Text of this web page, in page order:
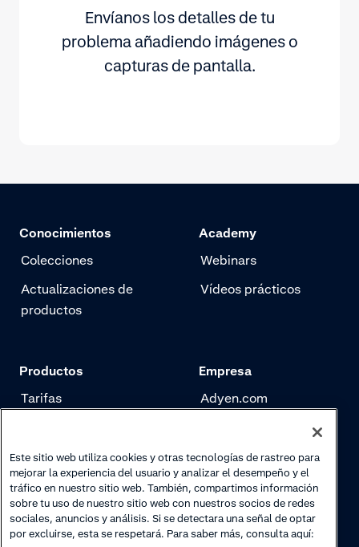
Envíanos los detalles de tu
problema añadiendo imágenes o
capturas de pantalla.
Conocimientos
Colecciones
Actualizaciones de
productos
Academy
Webinars
Vídeos prácticos
Productos
Tarifas
Gestión de riesgo
Autenticación
Empresa
Adyen.com
Newsletter
Trabaja con nosotros
Este sitio web utiliza cookies y otras tecnologías de rastreo para
mejorar la experiencia del usuario y analizar el desempeño y el
tráfico en nuestro sitio web. También, compartimos información
sobre tu uso de nuestro sitio web con nuestros socios de redes
sociales, anuncios y análisis. Si se detectara una señal de optar
por excluirse, esta se respetará. Para saber más, consulta aquí: